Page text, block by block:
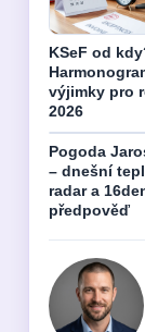
KSeF od
výjimky pro
2026
Pogoda
– dnešní
radar a
předpověď